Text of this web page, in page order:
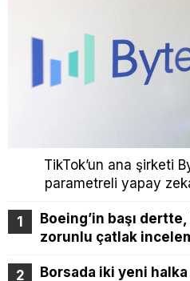
TikTok’un ana şirketi
parametreli yapay
Boeing’in başı
zorunlu çatlak
Borsada iki yeni